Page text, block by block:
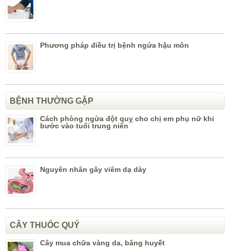
Phương pháp điều trị bệnh ngứa hậu môn
BỆNH THƯỜNG GẶP
Cách phòng ngừa đột quỵ cho chị em phụ nữ khi
bước vào tuổi trung niên
Nguyên nhân gây viêm dạ dày
CÂY THUỐC QUÝ
Cây mua chữa vàng da, băng huyết